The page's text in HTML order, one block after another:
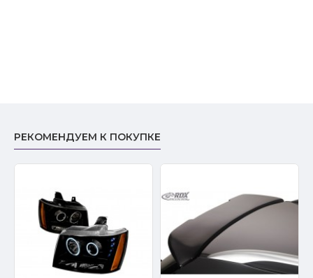
РЕКОМЕНДУЕМ К ПОКУПКЕ